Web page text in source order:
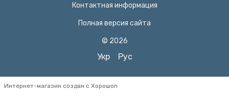
Контактная информация
Полная версия сайта
© 2026
Укр Рус
Интернет-магазин создан с Хорошоп